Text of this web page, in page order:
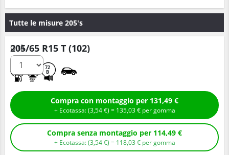
Tutte le misure 205's
205/65 R15 T (102)
72
B
Q.tà
Compra con montaggio per 131,49 €
+ Ecotassa: (3,54€ ) = 135,03€ per gomma
Compra senza montaggio per 114,49 €
+ Ecotassa: (3,54€ ) = 118,03 € per gomma